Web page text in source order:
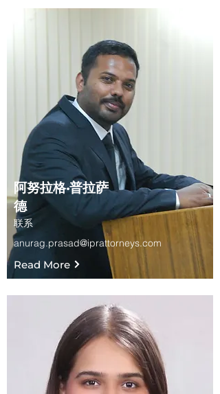
阿努拉格·普拉萨
德
联系
anurag.prasad@iprattorneys.com
Read More